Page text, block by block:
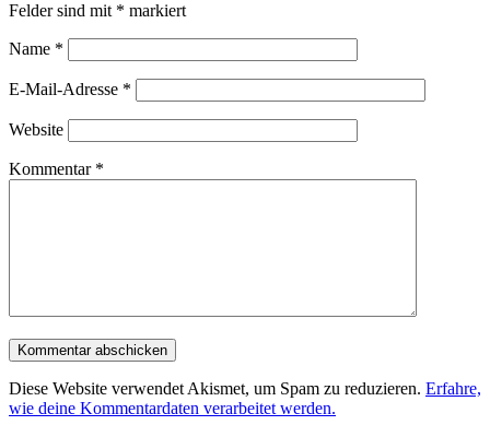
Felder sind mit * markiert
Name *
E-Mail-Adresse *
Website
Kommentar *
Diese Website verwendet Akismet, um Spam zu reduzieren. Erfahre,
wie deine Kommentardaten verarbeitet werden.